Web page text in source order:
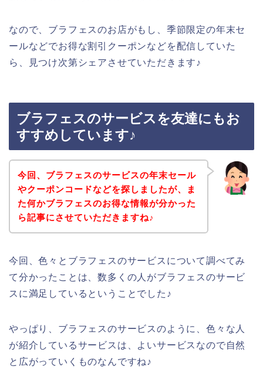
なので、ブラフェスのお店がもし、季節限定の年末セ
ールなどでお得な割引クーポンなどを配信していた
ら、見つけ次第シェアさせていただきます♪
ブラフェスのサービスを友達にもお
すすめしています♪
今回、ブラフェスのサービスの年末セール
やクーポンコードなどを探しましたが、ま
た何かブラフェスのお得な情報が分かった
ら記事にさせていただきますね♪
今回、色々とブラフェスのサービスについて調べてみ
て分かったことは、数多くの人がブラフェスのサービ
スに満足しているということでした♪
やっぱり、ブラフェスのサービスのように、色々な人
が紹介しているサービスは、よいサービスなので自然
と広がっていくものなんですね♪